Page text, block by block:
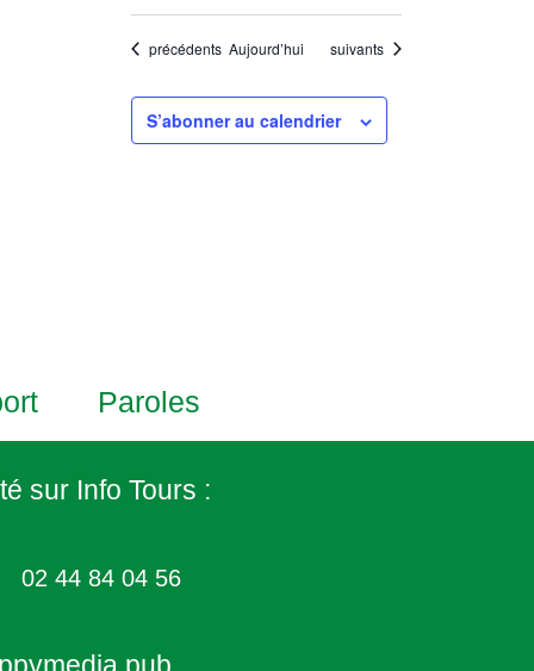
e
n
i
i
w
Évènements
précédents Aujourd’hui Évènements
suivants
S’abonner au calendrier
Paroles
sur Info Tours :
02 44 84 04 56